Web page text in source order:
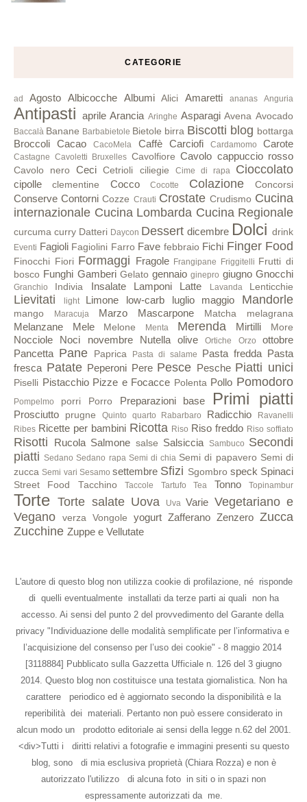
CATEGORIE
ad Agosto Albicocche Albumi Alici Amaretti ananas Anguria
Antipasti aprile Arancia Aringhe Asparagi Avena Avocado
Baccalà Banane Barbabietole Bietole birra Biscotti blog bottarga
Broccoli Cacao CacoMela Caffè Carciofi Cardamomo Carote
Castagne Cavoletti Bruxelles Cavolfiore Cavolo cappuccio rosso
Cavolo nero Ceci Cetrioli ciliegie Cime di rapa Cioccolato
cipolle clementine Cocco Cocotte Colazione Concorsi
Conserve Contorni Cozze Crauti Crostate Crudismo Cucina
internazionale Cucina Lombarda Cucina Regionale
curcuma curry Datteri Daycon Dessert dicembre Dolci drink
Eventi Fagioli Fagiolini Farro Fave febbraio Fichi Finger Food
Finocchi Fiori Formaggi Fragole Frangipane Friggitelli Frutti di
bosco Funghi Gamberi Gelato gennaio ginepro giugno Gnocchi
Granchio Indivia Insalate Lamponi Latte Lavanda Lenticchie
Lievitati light Limone low-carb luglio maggio Mandorle
mango Maracuja Marzo Mascarpone Matcha melagrana
Melanzane Mele Melone Menta Merenda Mirtilli More
Nocciole Noci novembre Nutella olive Ortiche Orzo
ottobre
Pancetta Pane Paprica Pasta di salame Pasta fredda Pasta
fresca Patate Peperoni Pere Pesce Pesche Piatti unici
Piselli Pistacchio Pizze e Focacce Polenta Pollo Pomodoro
Pompelmo porri Porro Preparazioni base Primi piatti
Prosciutto prugne Quinto quarto Rabarbaro Radicchio
Ravanelli
Ribes Ricette per bambini Ricotta Riso Riso freddo Riso soffiato
Risotti Rucola Salmone salse Salsiccia Sambuco Secondi
piatti Sedano Sedano rapa Semi di chia Semi di papavero Semi di
zucca Semi vari Sesamo settembre Sfizi Sgombro speck Spinaci
Street Food Tacchino Taccole Tartufo Tea Tonno Topinambur
Torte Torte salate Uova Uva Varie Vegetariano e
Vegano
verza Vongole yogurt Zafferano Zenzero Zucca
Zucchine Zuppe e Vellutate
L'autore di questo blog non utilizza cookie di profilazione, né risponde
di quelli eventualmente installati da terze parti ai quali non ha
accesso. Ai sensi del punto 2 del provvedimento del Garante della
privacy "Individuazione delle modalità semplificate per l’informativa e
l’acquisizione del consenso per l’uso dei cookie" - 8 maggio 2014
[3118884] Pubblicato sulla Gazzetta Ufficiale n. 126 del 3 giugno
2014. Questo blog non costituisce una testata giornalistica. Non ha
carattere periodico ed è aggiornato secondo la disponibilità e la
reperibilità dei materiali. Pertanto non può essere considerato in
alcun modo un prodotto editoriale ai sensi della legge n.62 del 2001.
<div>Tutti i diritti relativi a fotografie e immagini presenti su questo
blog, sono di mia esclusiva proprietà (Chiara Rozza) e non è
autorizzato l'utilizzo di alcuna foto in siti o in spazi non
espressamente autorizzati da me.